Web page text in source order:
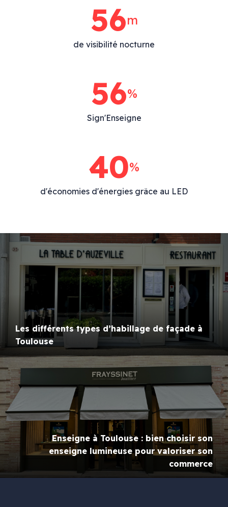
72m
de visibilité nocturne
72%
Sign'Enseigne
40%
d'économies d'énergies grâce au LED
Les différents types d’habillage de façade à
Toulouse
Enseigne à Toulouse : bien choisir son
enseigne lumineuse pour valoriser son
commerce